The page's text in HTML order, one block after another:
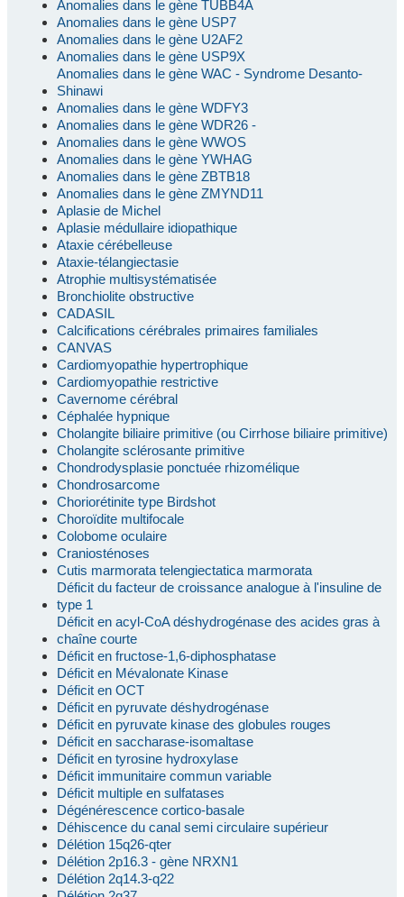
Anomalies dans le gène TUBB4A
Anomalies dans le gène USP7
Anomalies dans le gène U2AF2
Anomalies dans le gène USP9X
Anomalies dans le gène WAC - Syndrome Desanto-
Shinawi
Anomalies dans le gène WDFY3
Anomalies dans le gène WDR26 -
Anomalies dans le gène WWOS
Anomalies dans le gène YWHAG
Anomalies dans le gène ZBTB18
Anomalies dans le gène ZMYND11
Aplasie de Michel
Aplasie médullaire idiopathique
Ataxie cérébelleuse
Ataxie-télangiectasie
Atrophie multisystématisée
Bronchiolite obstructive
CADASIL
Calcifications cérébrales primaires familiales
CANVAS
Cardiomyopathie hypertrophique
Cardiomyopathie restrictive
Cavernome cérébral
Céphalée hypnique
Cholangite biliaire primitive (ou Cirrhose biliaire primitive)
Cholangite sclérosante primitive
Chondrodysplasie ponctuée rhizomélique
Chondrosarcome
Choriorétinite type Birdshot
Choroïdite multifocale
Colobome oculaire
Craniosténoses
Cutis marmorata telengiectatica marmorata
Déficit du facteur de croissance analogue à l'insuline de
type 1
Déficit en acyl-CoA déshydrogénase des acides gras à
chaîne courte
Déficit en fructose-1,6-diphosphatase
Déficit en Mévalonate Kinase
Déficit en OCT
Déficit en pyruvate déshydrogénase
Déficit en pyruvate kinase des globules rouges
Déficit en saccharase-isomaltase
Déficit en tyrosine hydroxylase
Déficit immunitaire commun variable
Déficit multiple en sulfatases
Dégénérescence cortico-basale
Déhiscence du canal semi circulaire supérieur
Délétion 15q26-qter
Délétion 2p16.3 - gène NRXN1
Délétion 2q14.3-q22